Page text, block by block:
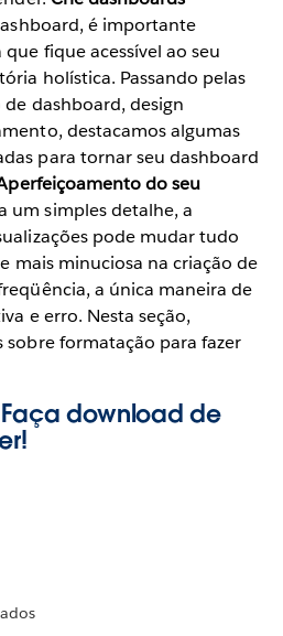
é importante
fique acessível ao seu
holística. Passando pelas
dashboard, design
destacamos algumas
para tornar seu dashboard
do seu
um simples detalhe, a
pode mudar tudo
mais minuciosa na criação de
a única maneira de
e erro. Nesta seção,
sobre formatação para fazer
download de